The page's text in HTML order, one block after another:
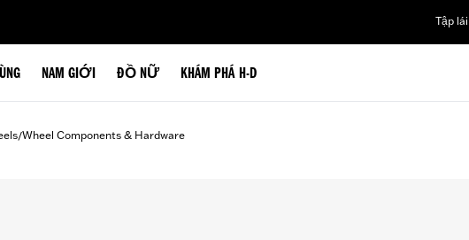
Tập lái
NAM GIỚI ĐỒ NỮ KHÁM PHÁ H-D
/Wheel Components & Hardware